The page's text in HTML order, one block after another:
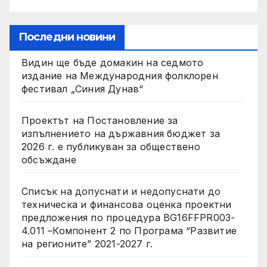
Последни новини
Видин ще бъде домакин на седмото
издание на Международния фолклорен
фестивал „Синия Дунав“
Проектът на Постановление за
изпълнението на държавния бюджет за
2026 г. е публикуван за обществено
обсъждане
Списък на допуснати и недопуснати до
техническа и финансова оценка проектни
предложения по процедура BG16FFPR003-
4.011 –Компонент 2 по Програма “Развитие
на регионите” 2021-2027 г.